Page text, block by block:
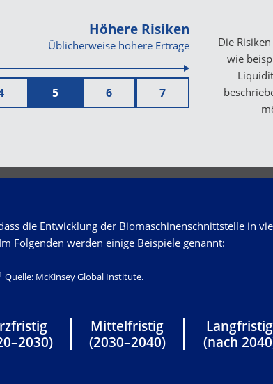
Höhere Risiken
Üblicherweise höhere Erträge
5 6 7
Die
wie
die Entwicklung der Biomaschinenschnittstelle in
Im Folgenden werden einige Beispiele genannt:
1 Quelle: McKinsey Global Institute.
Mittelfristig
(2030–2040)
Langfristig
(nach